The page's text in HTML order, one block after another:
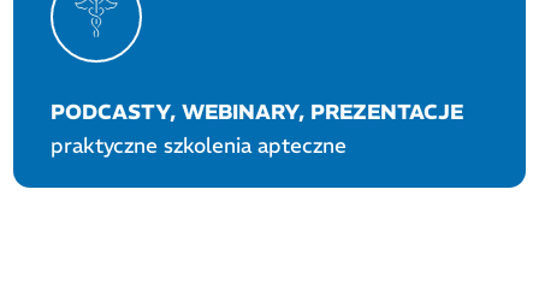
PODCASTY, WEBINARY, PREZENTACJE
praktyczne szkolenia apteczne